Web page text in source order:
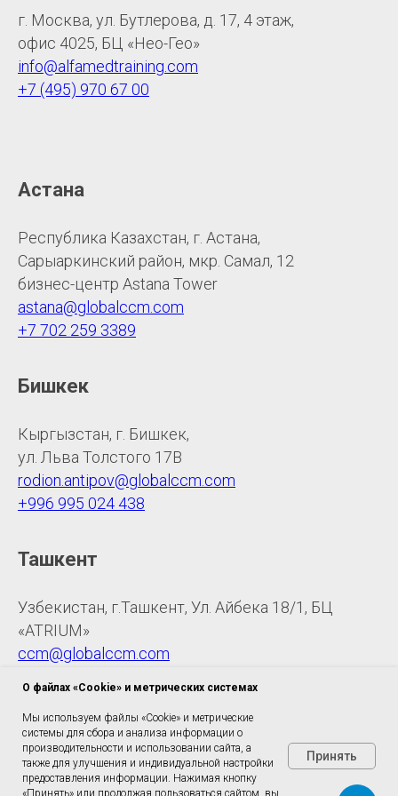
О файлах «Cookie» и метрических системах
Мы используем файлы «Cookie» и метрические
системы для сбора и анализа информации о
производительности и использовании сайта, а
также для улучшения и индивидуальной настройки
предоставления информации. Нажимая кнопку
«Принять» или продолжая пользоваться сайтом, вы
Принять
г. Москва, ул. Бутлерова, д. 17, 4 этаж,
офис 4025, БЦ «Нео-Гео»
info@alfamedtraining.com
+7 (495) 970 67 00
Астана
Республика Казахстан, г. Астана,
Сарыаркинский район, мкр. Самал, 12
бизнес-центр Astana Tower
astana@globalccm.com
+7 702 259 3389
Бишкек
Кыргызстан, г. Бишкек,
ул. Льва Толстого 17В
rodion.antipov@globalccm.com
+996 995 024 438
Ташкент
Узбекистан, г.Ташкент, Ул. Айбека 18/1, БЦ
«ATRIUM»
ccm@globalccm.com
© АНО ДПО "АльфаМедТренинг"